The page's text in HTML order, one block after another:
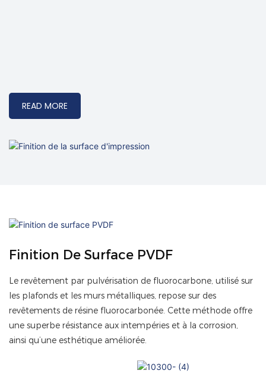
READ MORE
Finition De Surface PVDF
Le revêtement par pulvérisation de fluorocarbone, utilisé sur
les plafonds et les murs métalliques, repose sur des
revêtements de résine fluorocarbonée. Cette méthode offre
une superbe résistance aux intempéries et à la corrosion,
ainsi qu’une esthétique améliorée.